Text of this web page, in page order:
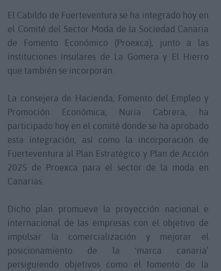
El Cabildo de Fuerteventura se ha integrado hoy en
el Comité del Sector Moda de la Sociedad Canaria
de Fomento Económico (Proexca), junto a las
instituciones insulares de La Gomera y El Hierro
que también se incorporan.
La consejera de Hacienda, Fomento del Empleo y
Promoción Económica, Nuria Cabrera, ha
participado hoy en el comité donde se ha aprobado
esta integración, así como la incorporación de
Fuerteventura al Plan Estratégico y Plan de Acción
2025 de Proexca para el sector de la moda en
Canarias.
Dicho plan promueve la proyección nacional e
internacional de las empresas con el objetivo de
impulsar la comercialización y mejorar el
posicionamiento de la ‘marca canaria’
persiguiendo objetivos como el fomento de la